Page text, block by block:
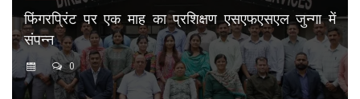
फिंगरप्रिंट पर एक माह का प्रशिक्षण एसएफएसएल जुन्गा में
संपन्न
0